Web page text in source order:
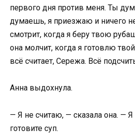
первого дня против меня. Ты
думаешь, я приезжаю и ничего
смотрит, когда я беру твою
она молчит, когда я готовлю
всё считает, Сережа. Всё
Анна выдохнула.
— Я не считаю, — сказала она. — Я
готовите суп.